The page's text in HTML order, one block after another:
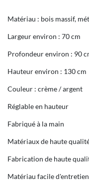
Matériau : bois massif,
Largeur environ : 70 cm
Profondeur environ : 90
Hauteur environ : 130 cm
Couleur : crème / argent
Réglable en hauteur
Fabriqué à la main
Matériaux de haute
Fabrication de haute
Matériau facile